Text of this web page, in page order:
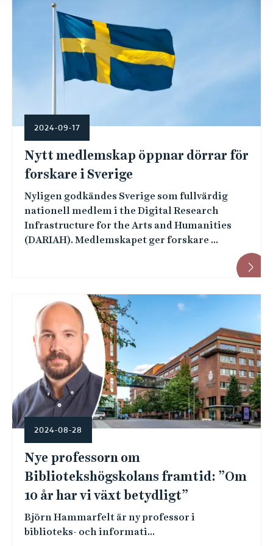
2024-09-17
Nytt medlemskap öppnar dörrar för
forskare i Sverige
Nyligen godkändes Sverige som fullvärdig
nationell medlem i the Digital Research
Infrastructure for the Arts and Humanities
(DARIAH). Medlemskapet ger forskare ...
2024-08-28
Nye professorn om
Bibliotekshögskolans framtid: ”Om
10 år har vi växt betydligt”
Björn Hammarfelt är ny professor i
biblioteks- och informati...